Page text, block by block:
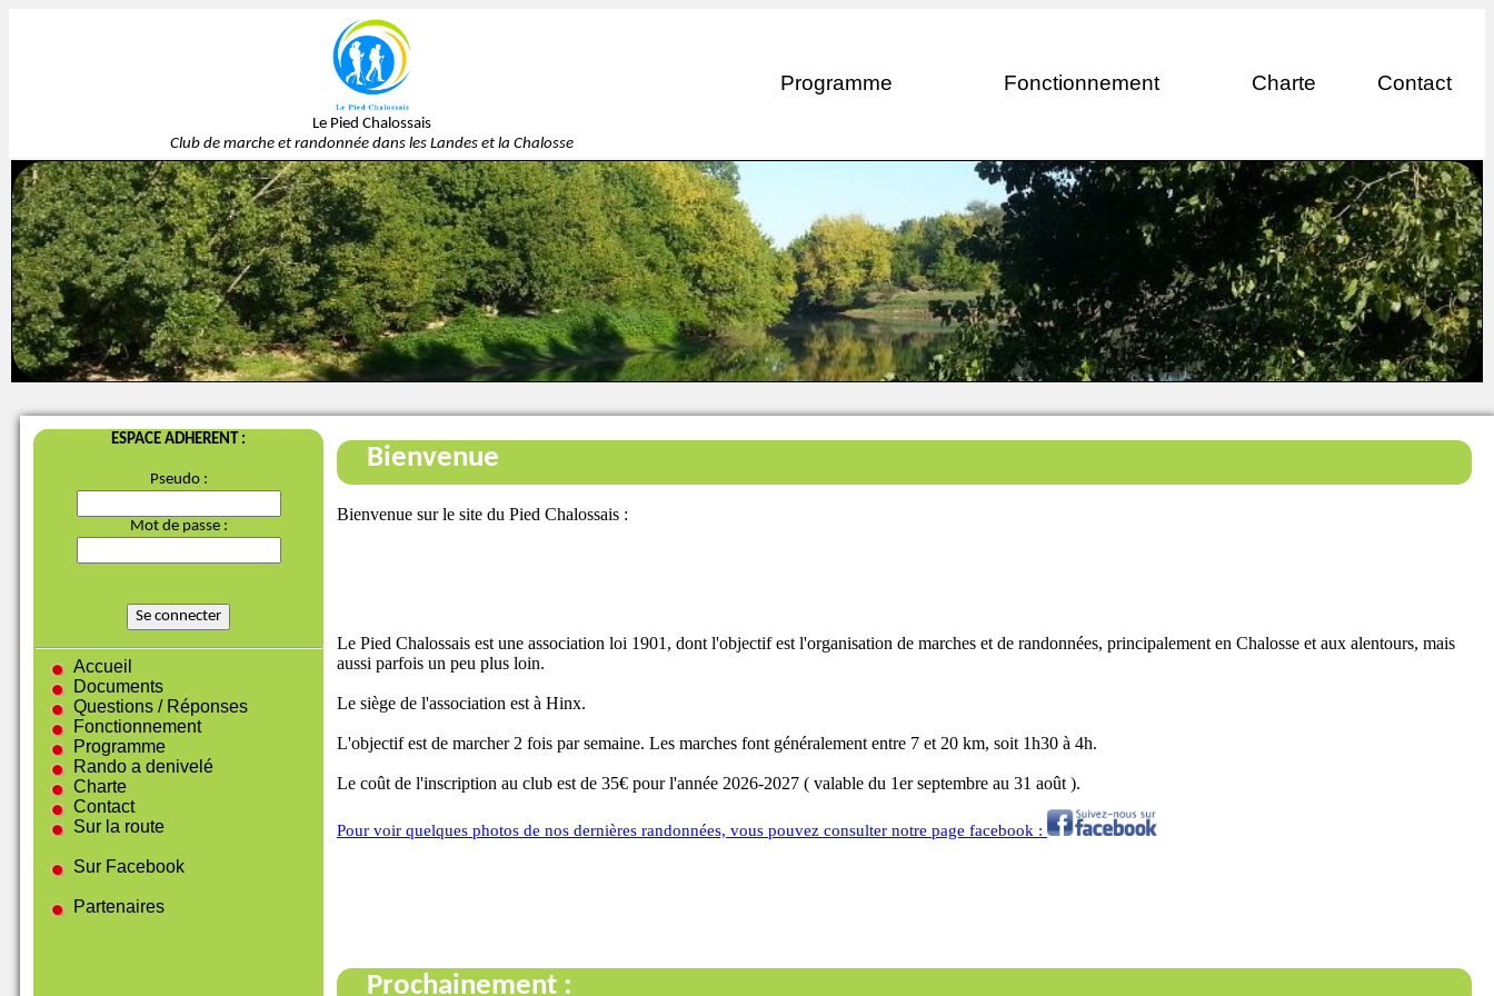
Le Pied Chalossais
Club de marche et randonnée dans les Landes et la Chalosse
Programme Fonctionnement Charte Contact
ESPACE ADHERENT :
Pseudo :
Mot de passe :
Accueil
Documents
Questions / Réponses
Fonctionnement
Programme
Rando a denivelé
Charte
Contact
Sur la route
Sur Facebook
Partenaires
Bienvenue
Bienvenue sur le site du Pied Chalossais :
Le Pied Chalossais est une association loi 1901, dont l'objectif est l'organisation de marches et de randonnées, principalement en Chalosse et aux alentours, mais
aussi parfois un peu plus loin.
Le siège de l'association est à Hinx.
L'objectif est de marcher 2 fois par semaine. Les marches font généralement entre 7 et 20 km, soit 1h30 à 4h.
Le coût de l'inscription au club est de 35€ pour l'année 2026-2027 ( valable du 1er septembre au 31 août ).
Pour voir quelques photos de nos dernières randonnées, vous pouvez consulter notre page facebook :
Prochainement :